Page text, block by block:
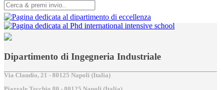
Dipartimento di Ingegneria Industriale
Via Claudio, 21 - 80125 Napoli (Italia)